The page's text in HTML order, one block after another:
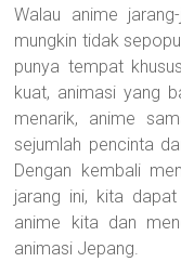
Walau anime
mungkin tidak
punya tempat
kuat, animasi yang
menarik, anime
sejumlah pencinta
Dengan kembali
jarang ini, kita
anime kita dan
animasi Jepang.